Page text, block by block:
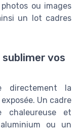
ou images
un lot cadres
vos
directement la
Un cadre
chaleureuse et
ou un